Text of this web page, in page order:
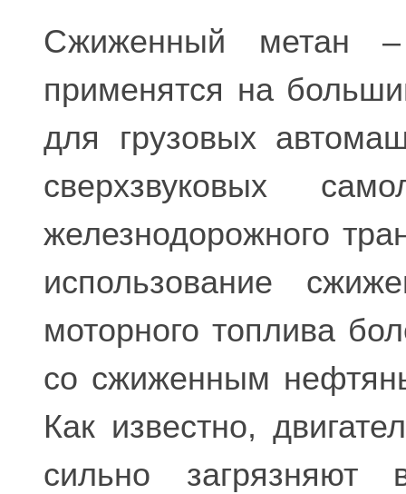
Сжиженный метан –
применятся на
для грузовых
сверхзвуковых
железнодорожного
использование
моторного топлива
со сжиженным
Как известно,
сильно загрязняют